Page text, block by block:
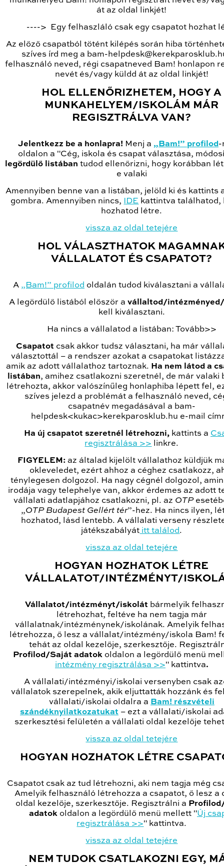
át az oldal linkjét!
----> Egy felhaszláló csak egy csapatot hozhat
Az előző csapatból tötént kilépés során hiba
szíves írd meg a bam-
felhasználó neved, régi csapatneved Bam! honlapon
nevét és/vagy küldd át az oldal linkjét!
HOL ELLENŐRIZHETEM, HOGY A
MUNKAHELYEM/ISKOLÁM MÁR
REGISZTRÁLVA VAN?
Jelentkezz be a honlapra! Menj a „Bam!” profilod-
oldalon a "Cég, iskola és csapat választása,
legördülő listában tudod ellenőrizni, hogy korábban
e valaki
Amennyiben benne van a listában, jelöld ki és kattints
gombra. Amennyiben nincs,
IDE kattintva találhatod,
hozhatod létre.
vissza az oldal tetejére
HOL VÁLASZTHATOK
VÁLLALATOT ÉS CSAPATOT?
A „Bam!” profilod oldalán tudod kiválasztani a
A legördülő listából először avállaltod/
kell kiválasztani.
Ha nincs a vállalatod a listában: Tovább>>
Csapatot csak akkor tudsz választani, ha már
választottál – a rendszer azokat a csapatokat
amik az adott vállalathoz tartoznak. Ha nem látod a
listában, amihez csatlakozni szeretnél, de már valaki
létrehozta, akkor valószínűleg honlaphiba lépett fel,
szíves jelezd a problémát a felhasználó neved,
csapatnév megadásával a bam-
helpdesk<kukac>kerekparosklub.hu e-mail
Ha új csapatot szeretnél létrehozni, kattints a
regisztrálása >> linkre.
FIGYELEM:az általad kijelölt vállalathoz küldjük
okleveledet, ezért ahhoz a céghez csatlakozz,
ténylegesen dolgozol. Ha nagy cégnél dolgozol,
irodája vagy telephelye van, akkor érdemes az adott
vállalati adatlapjához csatlakozni, pl. az OTP
„OTP Budapest Gellért tér”-hez. Ha nincs ilyen,
hozhatod, lásd lentebb. A vállalati verseny
játékszabályát itt találod.
vissza az oldal tetejére
HOGYAN HOZHATOK LÉTRE
VÁLLALATOT/INTÉZMÉNYT/
Vállalatot/intézményt/iskolát bármelyik
létrehozhat, feltéve ha nem tagja már
vállalatnak/intézménynek/iskolának. Amelyik
létrehozza, ő lesz a vállalat/intézmény/iskola Bam!
tehát az oldal kezelője, szerkesztője.
Profilod/Saját adatok oldalon a legördülő menü
intézmény regisztrálása >>" kattintva.
A vállalati/intézményi/iskolai versenyben csak
vállalatok szerepelnek, akik eljuttatták hozzánk és
vállalati/iskolai oldalra a Bam! részvételi
szándéknyilatkozatukat – ezt a vállalati/iskolai
szerkesztési felületén a vállalati oldal kezelője
vissza az oldal tetejére
HOGYAN HOZHATOK LÉTRE
Csapatot csak az tud létrehozni, aki nem tagja még
Amelyik felhasználó létrehozza a csapatot, ő lesz a
oldal kezelője, szerkesztője. Regisztrálni a
adatok oldalon a legördülő menü mellett "Új
regisztrálása >>" kattintva.
vissza az oldal tetejére
NEM TUDOK CSATLAKOZNI EGY,